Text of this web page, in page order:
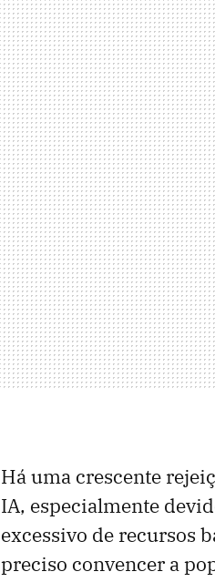
Há uma crescente
IA, especialmente
excessivo de recursos
preciso convencer a